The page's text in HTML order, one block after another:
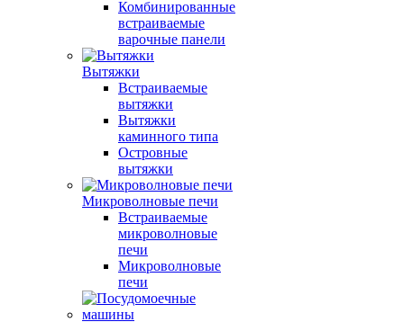
Комбинированные
встраиваемые
варочные панели
Вытяжки
Встраиваемые
вытяжки
Вытяжки
каминного типа
Островные
вытяжки
Микроволновые печи
Встраиваемые
микроволновые
печи
Микроволновые
печи